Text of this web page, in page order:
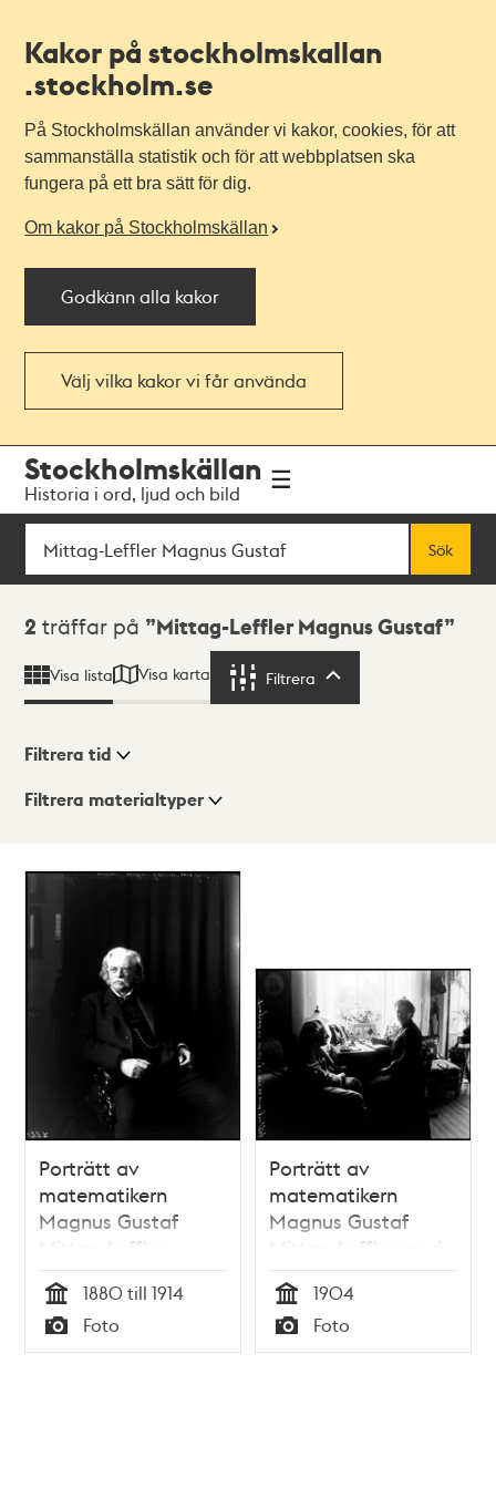
Kakor på stockholmskallan
.stockholm.se
På Stockholmskällan använder vi kakor, cookies, för att
sammanställa statistik och för att webbplatsen ska
fungera på ett bra sätt för dig.
Om kakor på Stockholmskällan
Godkänn alla kakor
Välj vilka kakor vi får använda
navigationen
huvudinnehållet
Stockholmskällan
Historia i ord, ljud och bild
Sök
Sök
Sökresultat
2 träffar på Mittag-Leffler Magnus Gustaf
Visa lista Visa karta Filtrera
Visningsläge
Filtrera tid
Filtrera materialtyper
Porträtt av
matematikern
Magnus Gustaf
Mittag-Leffler
Tid
1880 till 1914
Typ
Foto
Porträtt av
matematikern
Magnus Gustaf
Mittag-Leffler med
fru
Tid
1904
Typ
Foto